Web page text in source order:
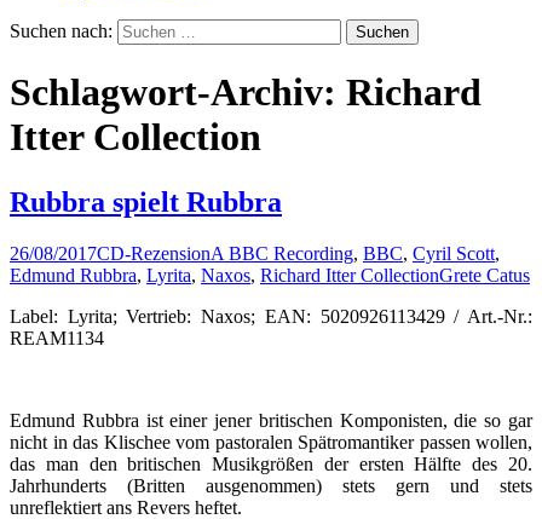
Suchen nach:
Schlagwort-Archiv: Richard
Itter Collection
Rubbra spielt Rubbra
26/08/2017CD-RezensionA BBC Recording, BBC, Cyril Scott,
Edmund Rubbra, Lyrita, Naxos, Richard Itter CollectionGrete Catus
Label: Lyrita; Vertrieb: Naxos; EAN: 5020926113429 / Art.-Nr.:
REAM1134
Edmund Rubbra ist einer jener britischen Komponisten, die so gar
nicht in das Klischee vom pastoralen Spätromantiker passen wollen,
das man den britischen Musikgrößen der ersten Hälfte des 20.
Jahrhunderts (Britten ausgenommen) stets gern und stets
unreflektiert ans Revers heftet.